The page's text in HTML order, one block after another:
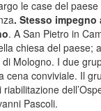
le case del
. Stesso
. A San Pietro in
chiesa del paese;
Mologno. I due
conviviale. Il
Pascoli.